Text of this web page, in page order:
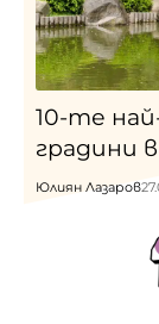
10-те
градини
Юлиян Лазаров